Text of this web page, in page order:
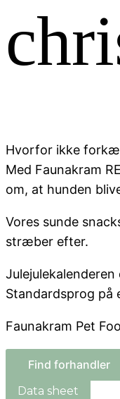
Hvorfor ikke
Med Faunakram
om, at hunden
Vores sunde
stræber efter.
Standardsprog på
Faunakram Pet
Find forhandler